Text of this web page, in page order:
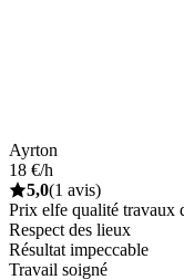
Ayrton
18 €/h
5,0(1 avis)
Prix elfe qualité travaux
Respect des lieux
Résultat impeccable
Travail soigné